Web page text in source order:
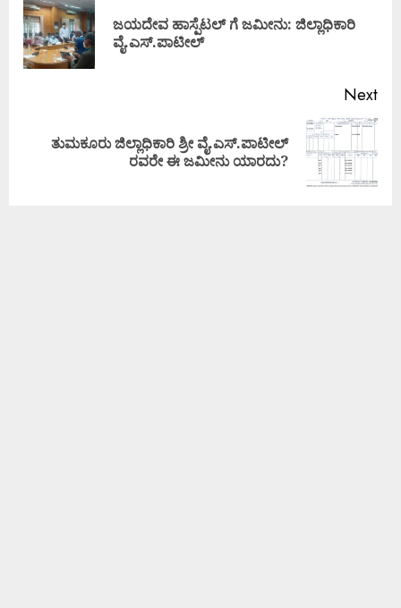
ಜಯದೇವ ಹಾಸ್ಪೆಟಲ್ ಗೆ ಜಮೀನು: ಜಿಲ್ಲಾಧಿಕಾರಿ
ವೈ.ಎಸ್.ಪಾಟೀಲ್
Next
ತುಮಕೂರು ಜಿಲ್ಲಾಧಿಕಾರಿ ಶ್ರೀ ವೈ.ಎಸ್.ಪಾಟೀಲ್
ರವರೇ ಈ ಜಮೀನು ಯಾರದು?